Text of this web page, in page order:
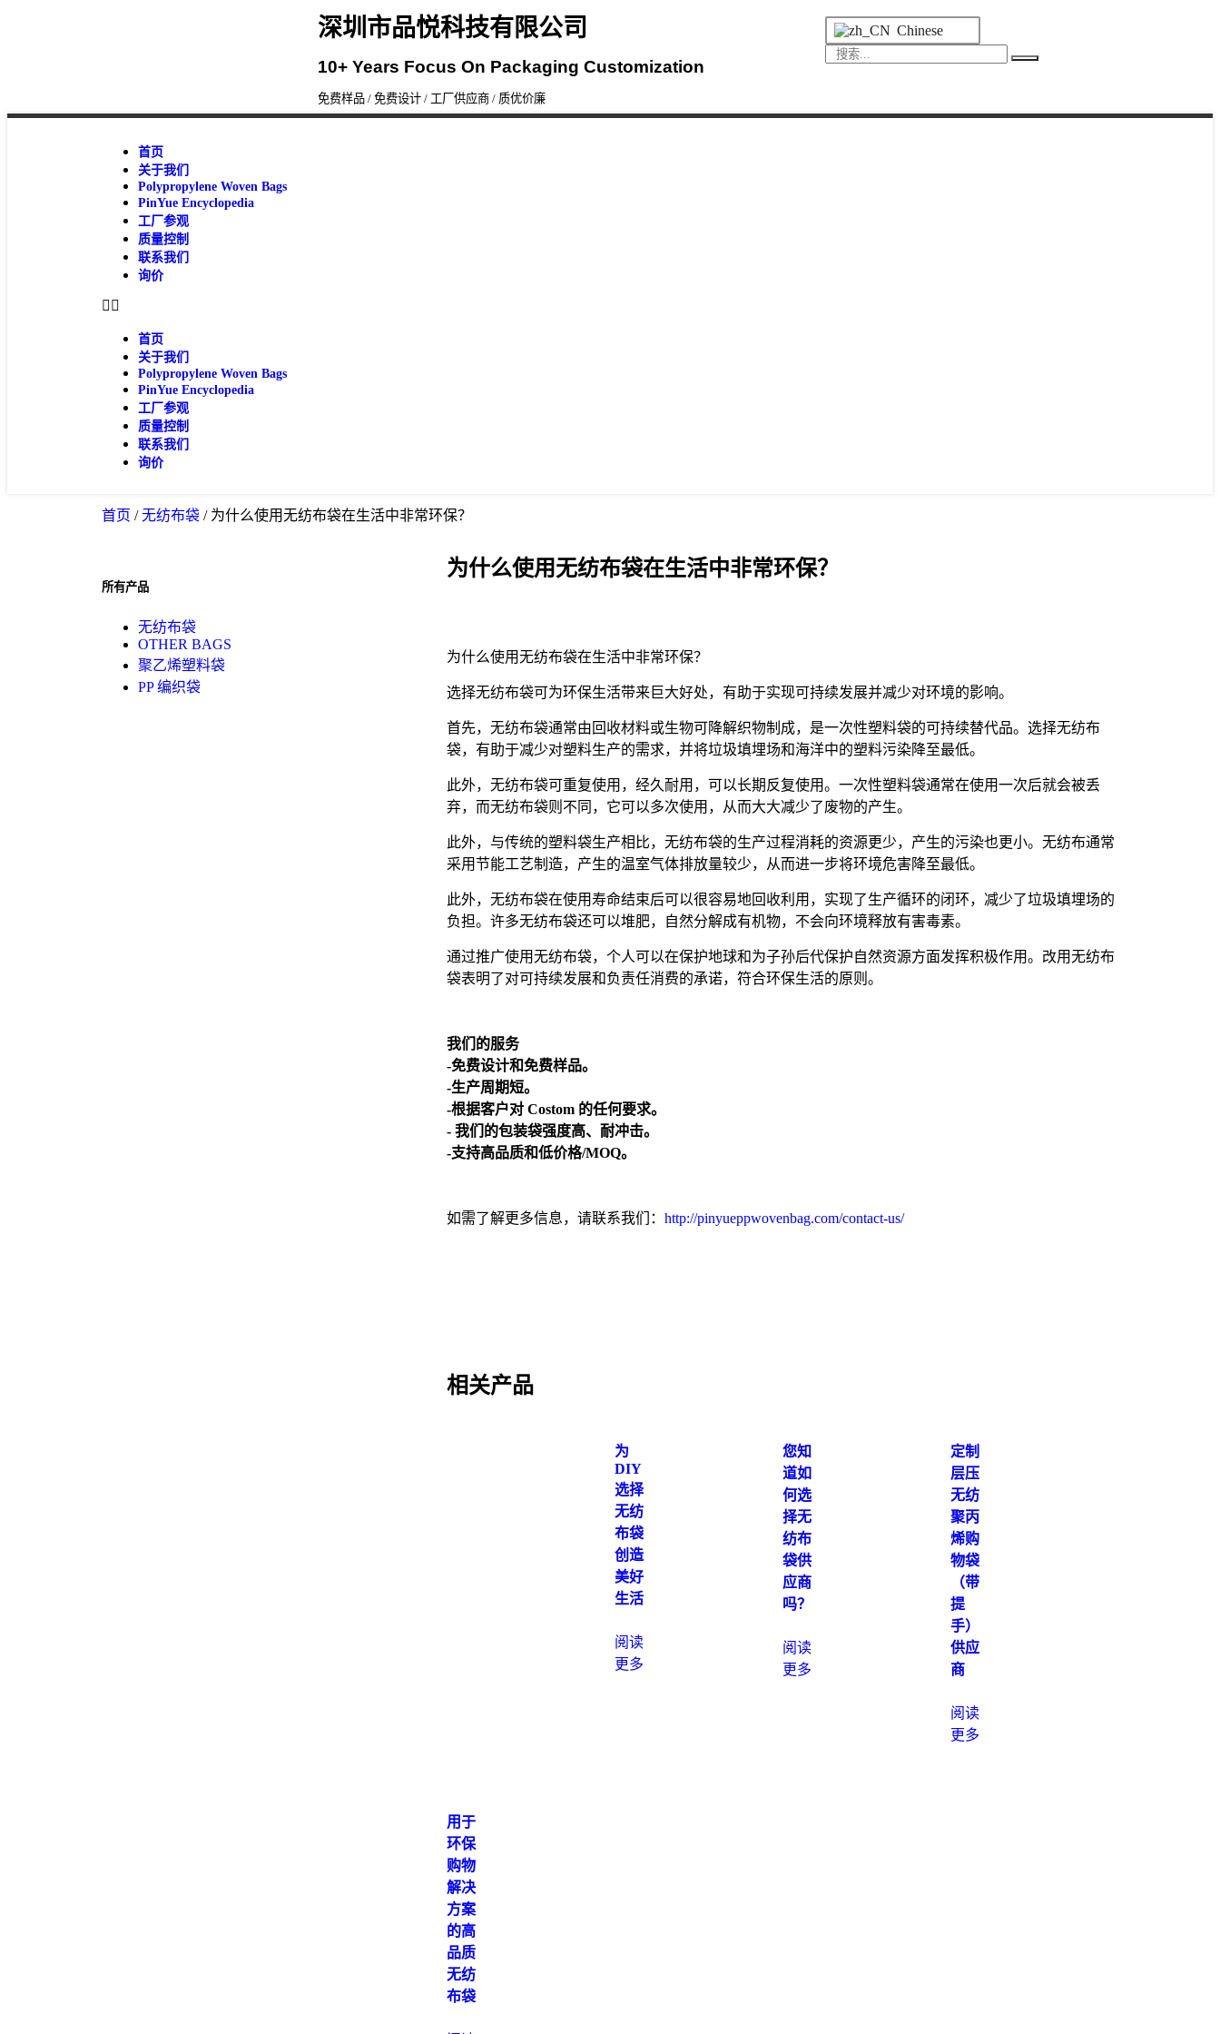
深圳市品悦科技有限公司
10+ Years Focus On Packaging Customization
免费样品 / 免费设计 / 工厂供应商 / 质优价廉
Chinese
首页
关于我们
Polypropylene Woven Bags
PinYue Encyclopedia
工厂参观
质量控制
联系我们
询价
首页
关于我们
Polypropylene Woven Bags
PinYue Encyclopedia
工厂参观
质量控制
联系我们
询价
首页 /无纺布袋 / 为什么使用无纺布袋在生活中非常环保？
所有产品
无纺布袋
OTHER BAGS
聚乙烯塑料袋
PP 编织袋
为什么使用无纺布袋在生活中非常环保？
为什么使用无纺布袋在生活中非常环保？
选择无纺布袋可为环保生活带来巨大好处，有助于实现可持续发展并减少对环境的影响。
首先，无纺布袋通常由回收材料或生物可降解织物制成，是一次性塑料袋的可持续替代品。选择无纺布
袋，有助于减少对塑料生产的需求，并将垃圾填埋场和海洋中的塑料污染降至最低。
此外，无纺布袋可重复使用，经久耐用，可以长期反复使用。一次性塑料袋通常在使用一次后就会被丢
弃，而无纺布袋则不同，它可以多次使用，从而大大减少了废物的产生。
此外，与传统的塑料袋生产相比，无纺布袋的生产过程消耗的资源更少，产生的污染也更小。无纺布通常
采用节能工艺制造，产生的温室气体排放量较少，从而进一步将环境危害降至最低。
此外，无纺布袋在使用寿命结束后可以很容易地回收利用，实现了生产循环的闭环，减少了垃圾填埋场的
负担。许多无纺布袋还可以堆肥，自然分解成有机物，不会向环境释放有害毒素。
通过推广使用无纺布袋，个人可以在保护地球和为子孙后代保护自然资源方面发挥积极作用。改用无纺布
袋表明了对可持续发展和负责任消费的承诺，符合环保生活的原则。
我们的服务
-免费设计和免费样品。
-生产周期短。
-根据客户对 Costom 的任何要求。
- 我们的包装袋强度高、耐冲击。
-支持高品质和低价格/MOQ。
如需了解更多信息，请联系我们： http://pinyueppwovenbag.com/contact-us/
相关产品
为
DIY
选择
无纺
布袋
创造
美好
生活
阅读
更多
您知
道如
何选
择无
纺布
袋供
应商
吗？
阅读
更多
定制
层压
无纺
聚丙
烯购
物袋
（带
提
手）
供应
商
阅读
更多
用于
环保
购物
解决
方案
的高
品质
无纺
布袋